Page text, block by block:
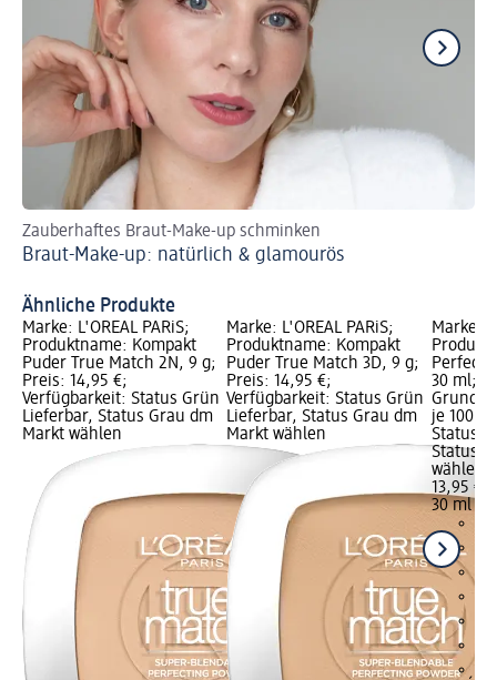
Zauberhaftes Braut-Make-up schminken
Braut-Make-up: natürlich & glamourös
Ähnliche Produkte
Marke: L'ORÉAL PARiS;
Produktname: Kompakt
Puder True Match 2N, 9 g;
Preis: 14,95 €;
Verfügbarkeit: Status Grün
Lieferbar, Status Grau dm
Markt wählen
Marke: L'ORÉAL PARiS;
Produktname: Kompakt
Puder True Match 3D, 9 g;
Preis: 14,95 €;
Verfügbarkeit: Status Grün
Lieferbar, Status Grau dm
Markt wählen
Marke:
Perfect
30 ml;
je 100
Status
Status
wählen
13,95 €
30 ml